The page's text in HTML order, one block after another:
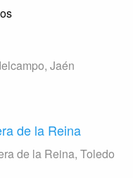
Jaén
de la Reina
de la Reina, Toledo